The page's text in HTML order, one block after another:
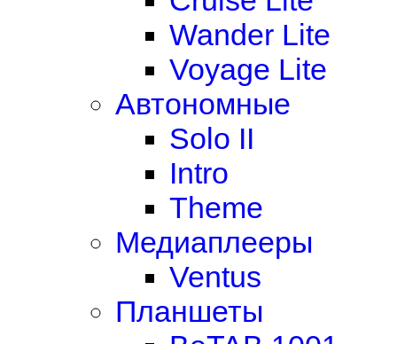
Wander Lite
Voyage Lite
Автономные
Solo II
Intro
Theme
Медиаплееры
Ventus
Планшеты